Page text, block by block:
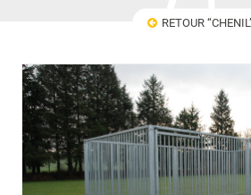
RETOUR